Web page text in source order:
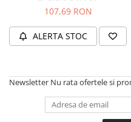
Tricouri si topuri
Rochii de eveniment
107,69 RON
ALERTA STOC
Newsletter Nu rata ofertele si